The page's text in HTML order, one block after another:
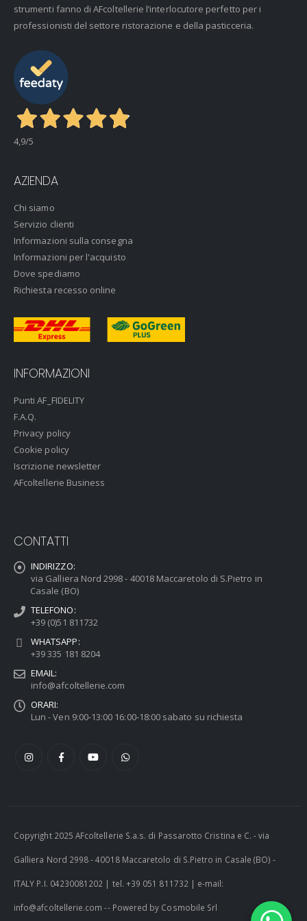
strumenti fanno di AFcoltellerie l’interlocutore perfetto per i
professionisti del settore ristorazione e della pasticceria.
4,9/5
AZIENDA
Chi siamo
Servizio clienti
Informazioni sulla consegna
Informazioni per l'acquisto
Dove spediamo
Richiesta recesso online
INFORMAZIONI
Punti AF_FIDELITY
F.A.Q.
Privacy policy
Cookie policy
Iscrizione newsletter
AFcoltellerie Business
CONTATTI
INDIRIZZO:
via Galliera Nord 2998 - 40018 Maccaretolo di S.Pietro in
Casale (BO)
TELEFONO:
+39 (0)51 811732
WHATSAPP:
+39 335 181 8204
EMAIL:
info@afcoltellerie.com
ORARI:
Lun - Ven 9:00-13:00 16:00-18:00 sabato su richiesta
Copyright 2025 AFcoltellerie S.a.s. di Passarotto Cristina e C. - via
Galliera Nord 2998 - 40018 Maccaretolo di S.Pietro in Casale (BO) -
ITALY P.I. 04230081202 | tel. +39 051 811732 | e-mail:
info@afcoltellerie.com -- Powered by Cosmobile Srl